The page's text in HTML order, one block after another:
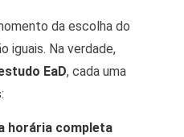
da escolha do
iguais. Na verdade,
EaD, cada uma
horária completa